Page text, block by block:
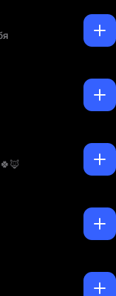
упаковок,
диджитал,
проекты 🔥